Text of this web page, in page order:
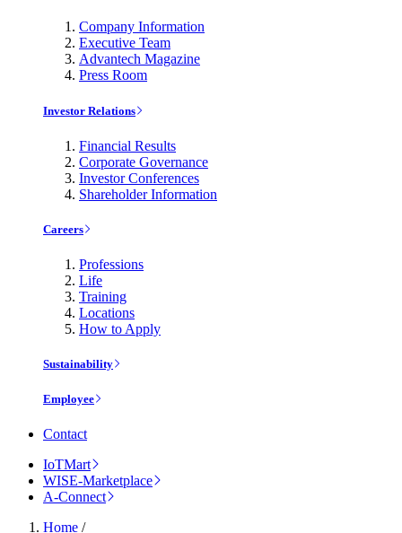
Company Information
Executive Team
Advantech Magazine
Press Room
Investor Relations
Financial Results
Corporate Governance
Investor Conferences
Shareholder Information
Careers
Professions
Life
Training
Locations
How to Apply
Sustainability
Employee
Contact
IoTMart
WISE-Marketplace
A-Connect
Home /